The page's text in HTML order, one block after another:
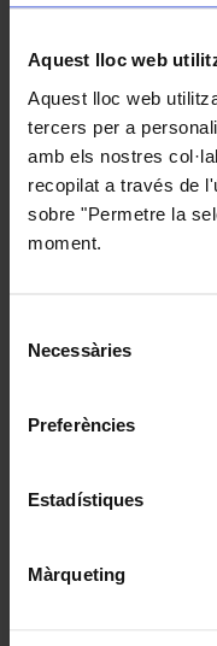
Aquest lloc web
Aquest lloc web
tercers per a
amb els nostres
recopilat a través de
sobre "Permetre la
moment.
Necessàries
Preferències
Estadístiques
Màrqueting